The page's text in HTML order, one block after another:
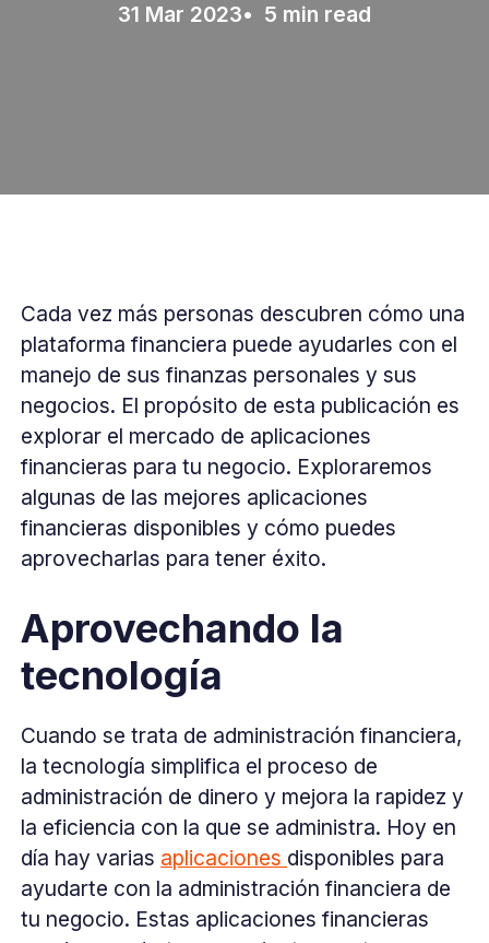
31 Mar 2023• 5 min read
Cada vez más personas descubren cómo una
plataforma financiera puede ayudarles con el
manejo de sus finanzas personales y sus
negocios. El propósito de esta publicación es
explorar el mercado de aplicaciones
financieras para tu negocio. Exploraremos
algunas de las mejores aplicaciones
financieras disponibles y cómo puedes
aprovecharlas para tener éxito.
Aprovechando la
tecnología
Cuando se trata de administración financiera,
la tecnología simplifica el proceso de
administración de dinero y mejora la rapidez y
la eficiencia con la que se administra. Hoy en
día hay varias aplicaciones disponibles para
ayudarte con la administración financiera de
tu negocio. Estas aplicaciones financieras